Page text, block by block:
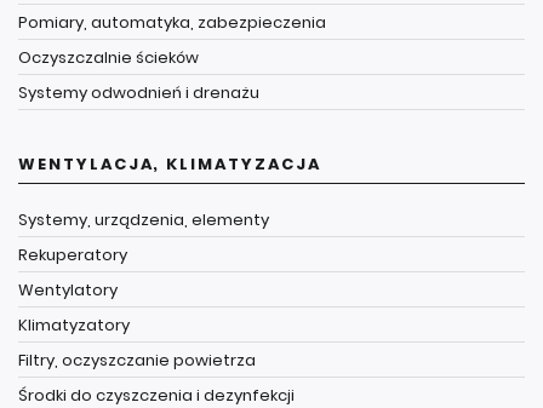
Pomiary, automatyka, zabezpieczenia
Oczyszczalnie ścieków
Systemy odwodnień i drenażu
WENTYLACJA, KLIMATYZACJA
Systemy, urządzenia, elementy
Rekuperatory
Wentylatory
Klimatyzatory
Filtry, oczyszczanie powietrza
Środki do czyszczenia i dezynfekcji